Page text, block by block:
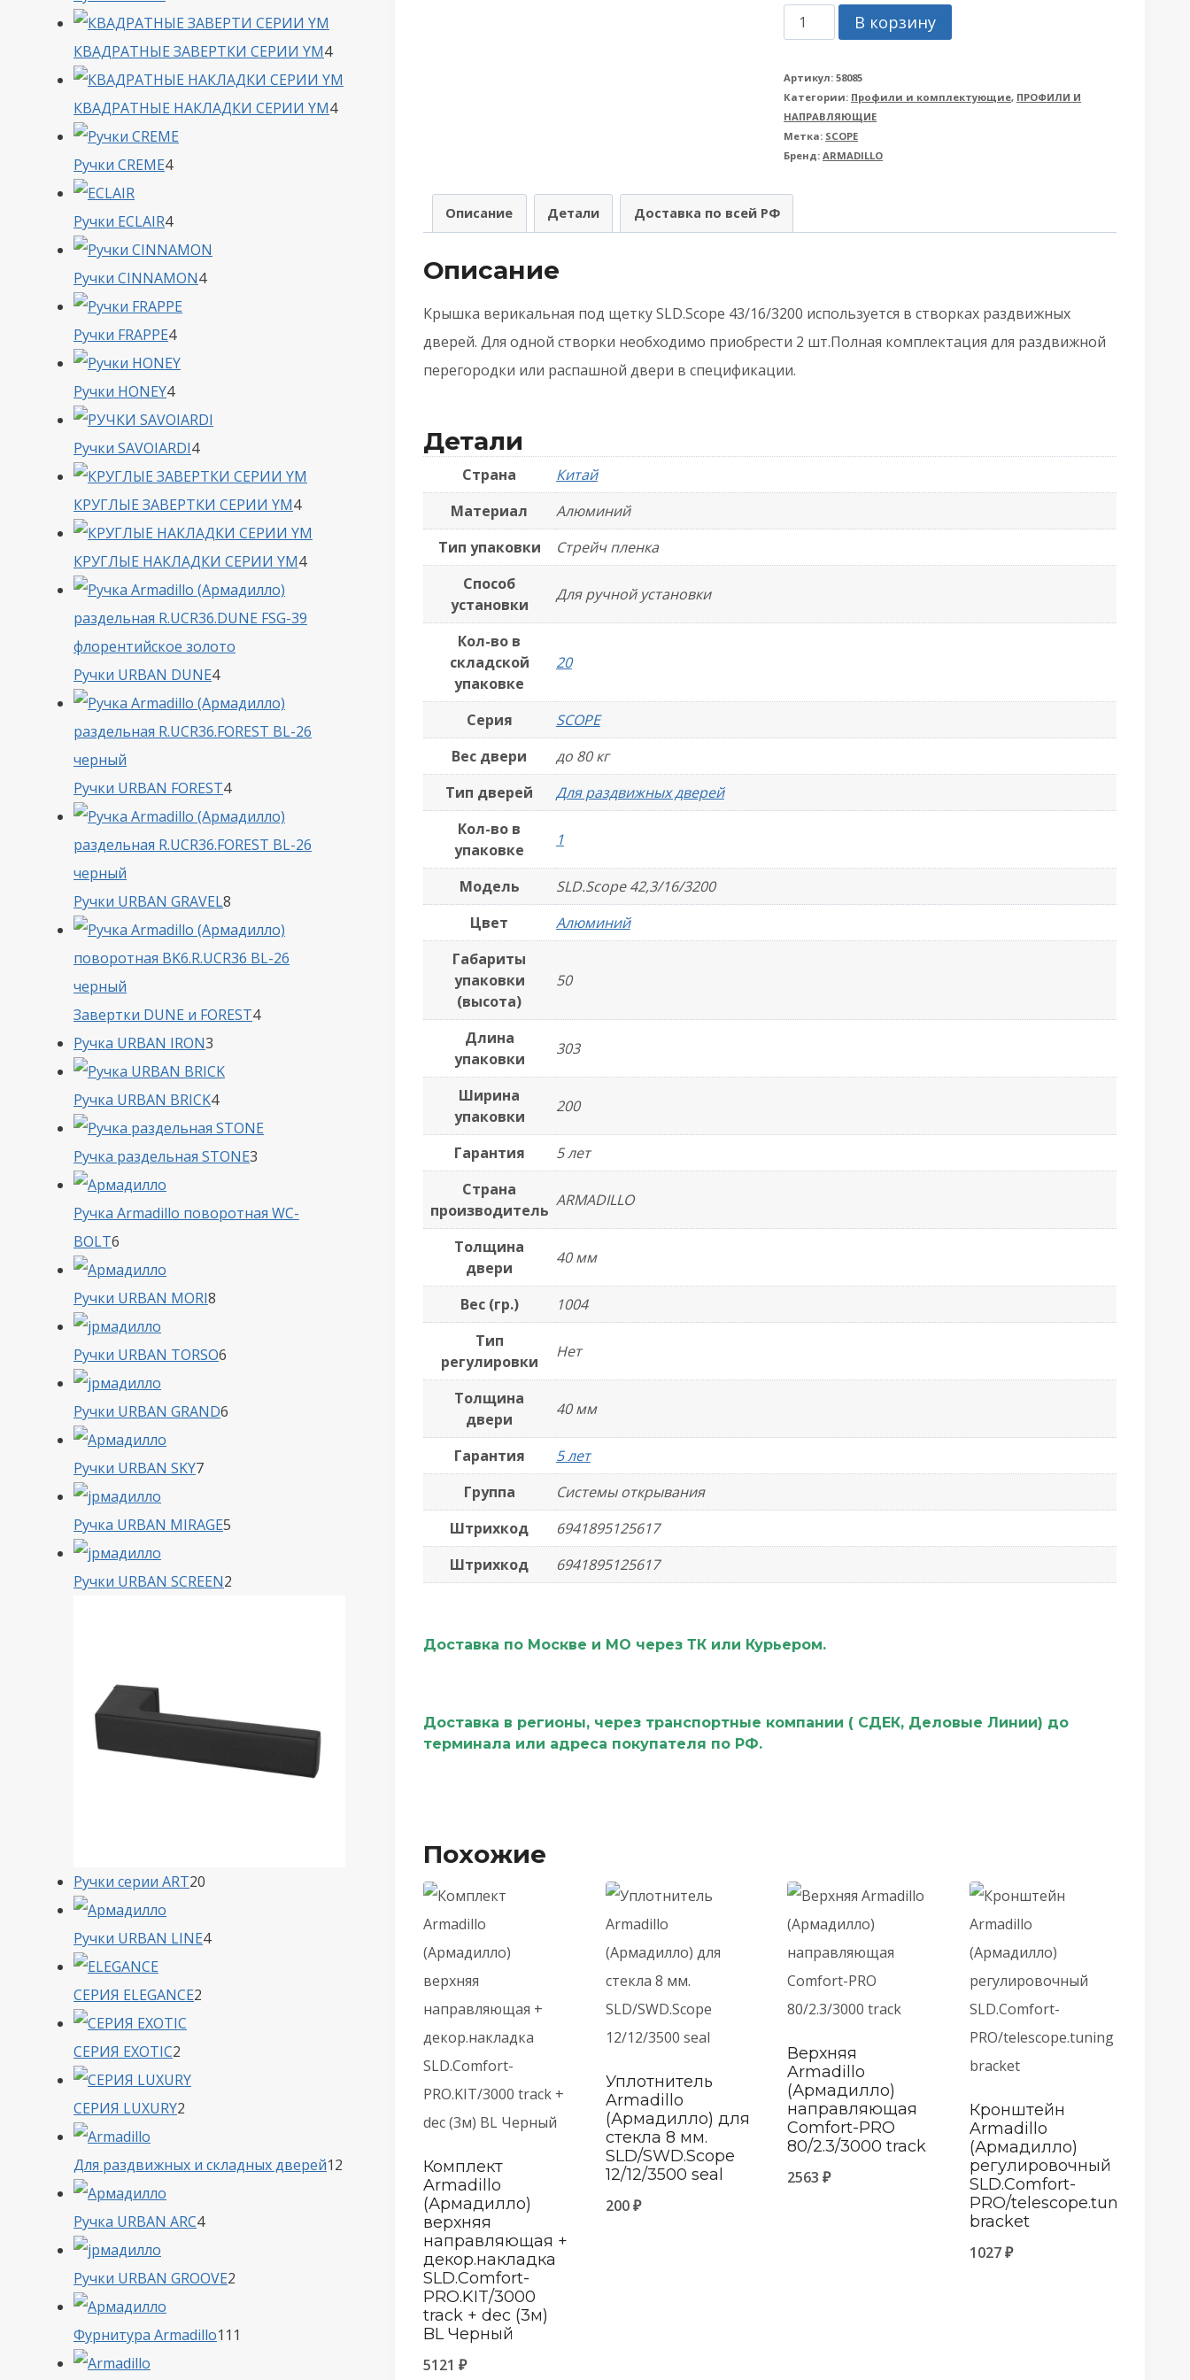
Количество
товара
Крышка
вертикальная
Armadillo
(Армадилло)
В корзину
Артикул:58085
Категории: Профили и комплектующие, ПРОФИЛИ И
НАПРАВЛЯЮЩИЕ
Метка: SCOPE
Бренд:ARMADILLO
Описание Детали Доставка по всей РФ
Описание
Крышка верикальная под щетку SLD.Scope 43/16/3200 используется в створках раздвижных
дверей. Для одной створки необходимо приобрести 2 шт.Полная комплектация для раздвижной
перегородки или распашной двери в спецификации.
Детали
Страна
Китай
Материал
Алюминий
Тип упаковки
Стрейч пленка
Способ
установки
Для ручной установки
Кол-во в
складской
упаковке
20
Серия
SCOPE
Вес двери
до 80 кг
Тип дверей
Для раздвижных дверей
Кол-во в
упаковке
1
Модель
SLD.Scope 42,3/16/3200
Цвет
Алюминий
Габариты
упаковки
(высота)
50
Длина
упаковки
303
Ширина
упаковки
200
Гарантия
5 лет
Страна
производитель
ARMADILLO
Толщина
двери
40 мм
Вес (гр.)
1004
Тип
регулировки
Нет
Толщина
двери
40 мм
Гарантия
5 лет
Группа
Системы открывания
Штрихкод
6941895125617
Штрихкод
6941895125617
Доставка по Москве и МО через ТК или Курьером.
Доставка в регионы, через транспортные компании ( СДЕК, Деловые Линии) до
терминала или адреса покупателя по РФ.
Похожие
Комплект
Armadillo
(Армадилло)
верхняя
направляющая +
декор.накладка
SLD.Comfort-
PRO.KIT/3000
track + dec (3м)
BL Черный
5121 ₽
Уплотнитель
Armadillo
(Армадилло) для
стекла 8 мм.
SLD/SWD.Scope
12/12/3500 seal
200₽
Верхняя
Armadillo
(Армадилло)
направляющая
Comfort-PRO
80/2.3/3000 track
2563₽
Кронштейн
Armadillo
(Армадилло)
регулировочный
SLD.Comfort-
PRO/telescope.tuning
bracket
1027₽
товара
КВАДРАТНЫЕ ЗАВЕРТКИ СЕРИИ YM44
товара
КВАДРАТНЫЕ НАКЛАДКИ СЕРИИ YM44
Ручки CREME44
Ручки ECLAIR44
товара
Ручки CINNAMON44
Ручки FRAPPE44
товара
Ручки HONEY44
товара
Ручки SAVOIARDI44
товара
КРУГЛЫЕ ЗАВЕРТКИ СЕРИИ YM44
товара
КРУГЛЫЕ НАКЛАДКИ СЕРИИ YM44
Ручки URBAN DUNE44
товара
Ручки URBAN FOREST44
товара
Ручки URBAN GRAVEL8
товаров
Завертки DUNE и FOREST44
Ручка URBAN IRON3
товара
Ручка URBAN BRICK44
товара
Ручка раздельная STONE3
Ручка Armadillo поворотная WC-
BOLT6
товаров
Ручки URBAN MORI8
Ручки URBAN TORSO6
Ручки URBAN GRAND6
Ручки URBAN SKY77
Ручка URBAN MIRAGE5
Ручки URBAN SCREEN2
Ручки серии ART20
Ручки URBAN LINE44
СЕРИЯ ELEGANCE2
СЕРИЯ EXOTIC2
товара
СЕРИЯ LUXURY2
Для раздвижных и складных дверей12
Ручка URBAN ARC44
Ручки URBAN GROOVE2
Фурнитура Armadillo111